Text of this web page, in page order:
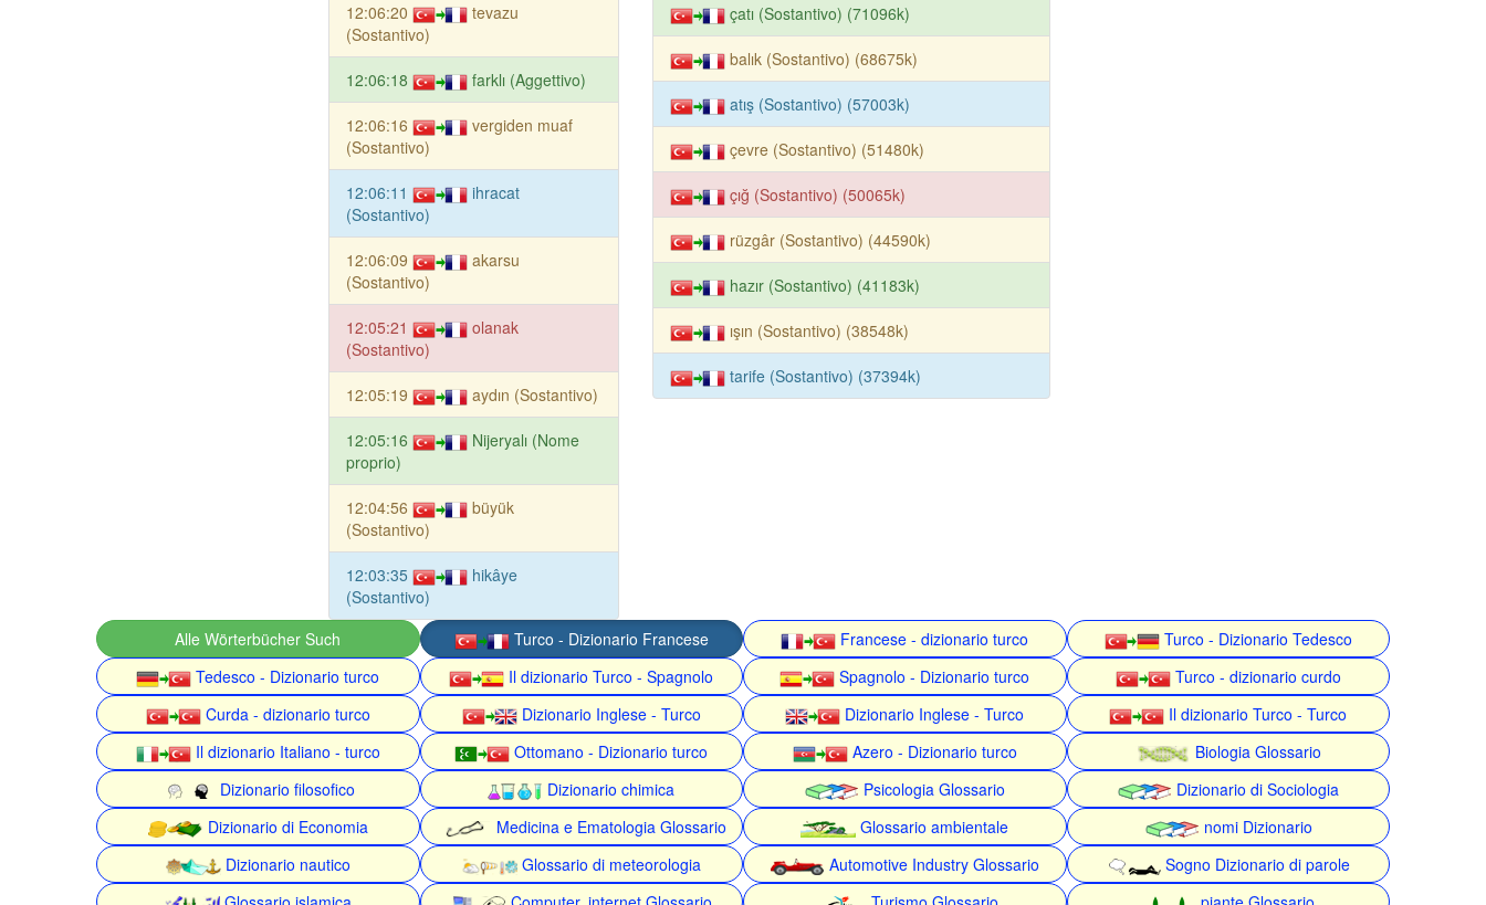
12:06:20
tevazu
(Sostantivo)
12:06:18 farklı (Aggettivo)
12:06:16
vergiden muaf
(Sostantivo)
12:06:11
ihracat
(Sostantivo)
12:06:09
akarsu
(Sostantivo)
12:05:21
olanak
(Sostantivo)
12:05:19 aydın (Sostantivo)
12:05:16
Nijeryalı (Nome
proprio)
12:04:56
büyük
(Sostantivo)
12:03:35
hikâye
(Sostantivo)
çatı (Sostantivo) (71096k)
balık (Sostantivo) (68675k)
atış (Sostantivo) (57003k)
çevre (Sostantivo) (51480k)
çığ (Sostantivo) (50065k)
rüzgâr (Sostantivo) (44590k)
hazır (Sostantivo) (41183k)
ışın (Sostantivo) (38548k)
tarife (Sostantivo) (37394k)
Alle Wörterbücher Such Turco - Dizionario Francese Francese - dizionario turco
Turco - Dizionario Tedesco
Tedesco - Dizionario turco
Il dizionario Turco - Spagnolo Spagnolo - Dizionario turco
Turco - dizionario curdo
Curda - dizionario turco
Dizionario Inglese - Turco Dizionario Inglese - Turco
Il dizionario Turco - Turco
Il dizionario Italiano - turco
Ottomano - Dizionario turco Azero - Dizionario turco
Biologia Glossario
Dizionario filosofico
Dizionario chimica Psicologia Glossario
Dizionario di Sociologia
Dizionario di Economia
Medicina e Ematologia Glossario Glossario ambientale
nomi Dizionario
Dizionario nautico
Glossario di meteorologia Automotive Industry Glossario
Sogno Dizionario di parole